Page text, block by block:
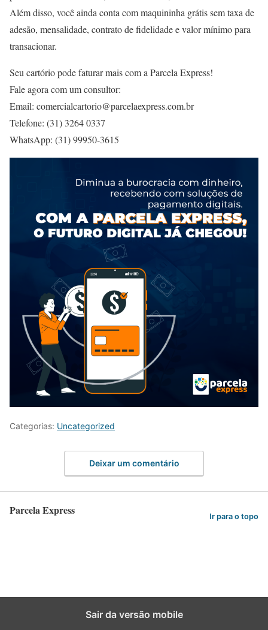
Além disso, você ainda conta com maquininha grátis sem taxa de
adesão, mensalidade, contrato de fidelidade e valor mínimo para
transacionar.
Seu cartório pode faturar mais com a Parcela Express!
Fale agora com um consultor:
Email: comercialcartorio@parcelaexpress.com.br
Telefone: (31) 3264 0337
WhatsApp: (31) 99950-3615
Categorias: Uncategorized
Deixar um comentário
Parcela Express Ir para o topo
Sair da versão mobile